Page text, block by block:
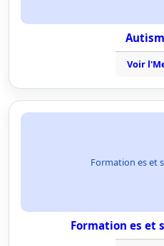
Voir
Formation es et
Formation es et